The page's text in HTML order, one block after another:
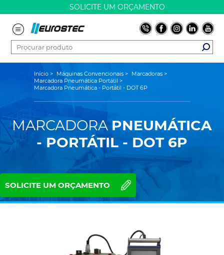
SOLICITE UM ORÇAMENTO
Início > Máquinas Convencionais > Marcadoras >
Marcadora Pneumática Portátil >
Marcadora Pneumática - Portátil - DOT 6P
MARCADORAPNEUMÁTICA
- PORTÁTIL - DOT 6P
SOLICITE UM ORÇAMENTO